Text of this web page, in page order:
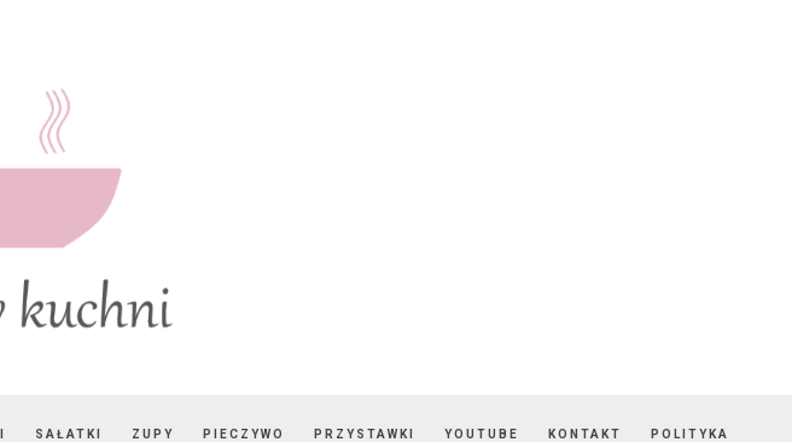
SAŁATKI ZUPY PIECZYWO PRZYSTAWKI YOUTUBE KONTAKT
POLITYKA